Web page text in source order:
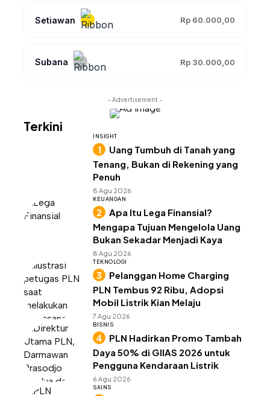
Setiawan Rp 60.000,00
Subana Rp 30.000,00
- Advertisement -
Terkini
INSIGHT
Uang Tumbuh di Tanah yang
Tenang, Bukan di Rekening yang
Penuh
8 Agu 2026
KEUANGAN
Apa Itu Lega Finansial?
Mengapa Tujuan Mengelola Uang
Bukan Sekadar Menjadi Kaya
8 Agu 2026
TEKNOLOGI
Pelanggan Home Charging
PLN Tembus 92 Ribu, Adopsi
Mobil Listrik Kian Melaju
7 Agu 2026
BISNIS
PLN Hadirkan Promo Tambah
Daya 50% di GIIAS 2026 untuk
Pengguna Kendaraan Listrik
6 Agu 2026
SAINS